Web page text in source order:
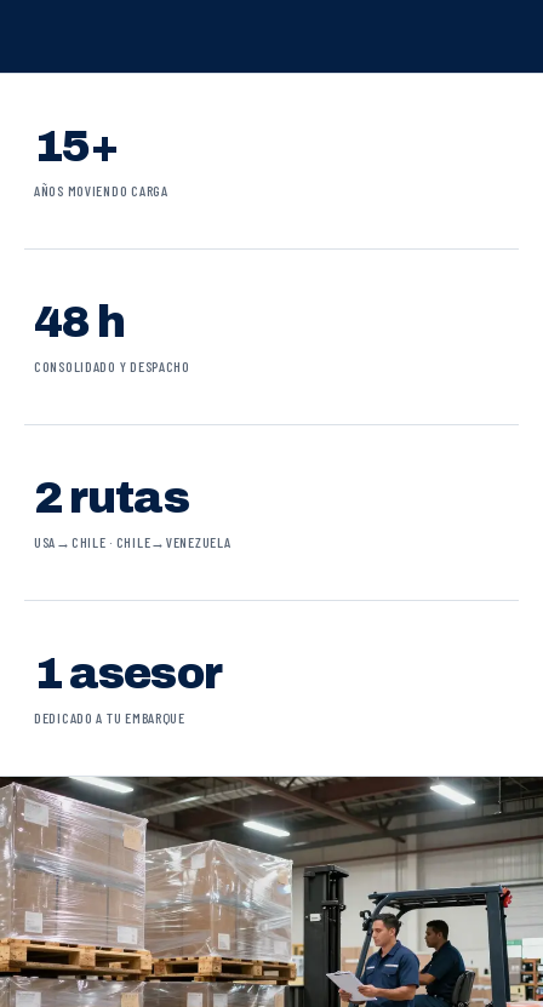
15+
AÑOS MOVIENDO CARGA
48 h
CONSOLIDADO Y DESPACHO
2 rutas
USA→CHILE · CHILE→VENEZUELA
1 asesor
DEDICADO A TU EMBARQUE